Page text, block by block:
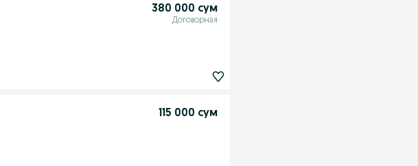
380 000 сум
Договорная
115 000 сум